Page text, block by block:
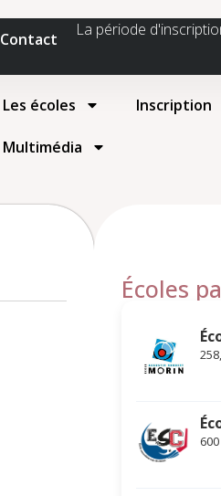
Contact La période
Les écoles Inscription
Multimédia
Écoles